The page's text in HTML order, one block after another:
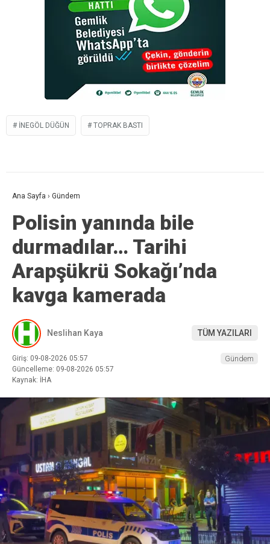
INEGÖL DÜĞÜN TOPRAK BASTI
Ana Sayfa › Gündem
Polisin yanında bile
durmadılar… Tarihi
Arapşükrü Sokağı’nda
kavga kamerada
Neslihan Kaya TÜM YAZILARI
Giriş: 09-08-2026 05:57
Güncelleme: 09-08-2026 05:57
Kaynak: İHA
Gündem